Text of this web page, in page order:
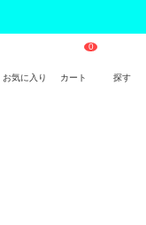
お気に入り カート 探す